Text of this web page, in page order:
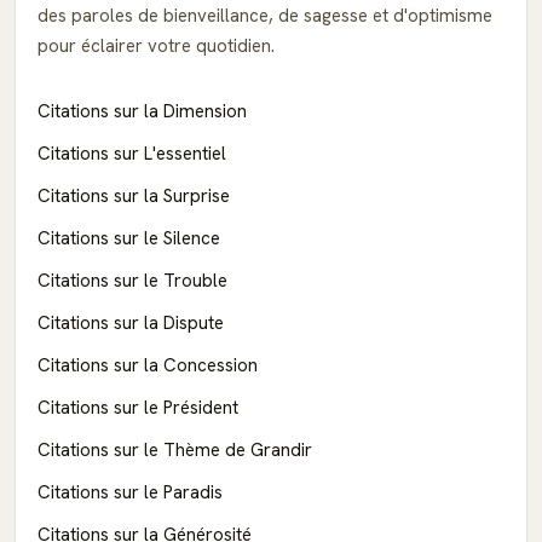
des paroles de bienveillance, de sagesse et d'optimisme
pour éclairer votre quotidien.
Citations sur la Dimension
Citations sur L'essentiel
Citations sur la Surprise
Citations sur le Silence
Citations sur le Trouble
Citations sur la Dispute
Citations sur la Concession
Citations sur le Président
Citations sur le Thème de Grandir
Citations sur le Paradis
Citations sur la Générosité